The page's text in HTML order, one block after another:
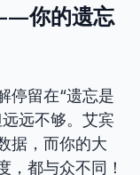
你的遗忘
停留在“遗忘是
远不够。艾宾
据，而你的大
，都与众不同！